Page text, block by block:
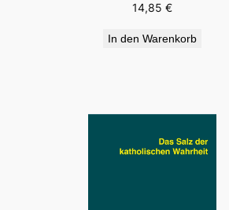
14,85€
In den Warenkorb